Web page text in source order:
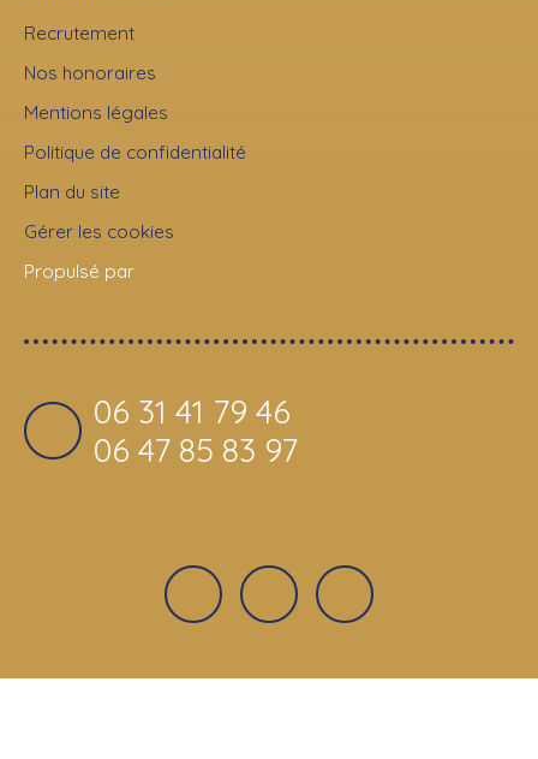
Recrutement
Nos honoraires
Mentions légales
Politique de confidentialité
Plan du site
Gérer les cookies
Propulsé par
06 31 41 79 46
06 47 85 83 97